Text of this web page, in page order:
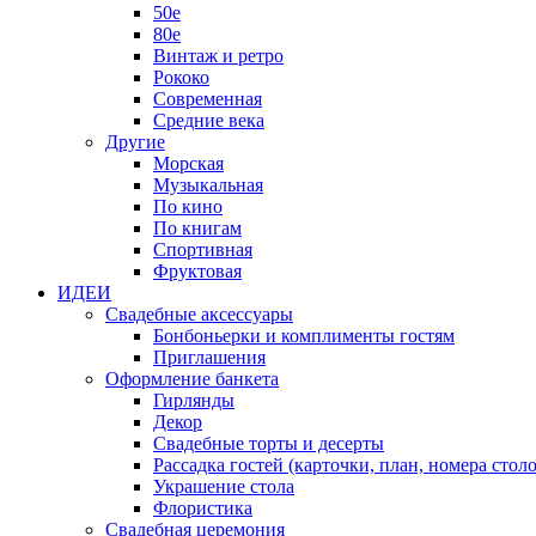
50е
80е
Винтаж и ретро
Рококо
Современная
Средние века
Другие
Морская
Музыкальная
По кино
По книгам
Спортивная
Фруктовая
ИДЕИ
Свадебные аксессуары
Бонбоньерки и комплименты гостям
Приглашения
Оформление банкета
Гирлянды
Декор
Свадебные торты и десерты
Рассадка гостей (карточки, план, номера
Украшение стола
Флористика
Свадебная церемония